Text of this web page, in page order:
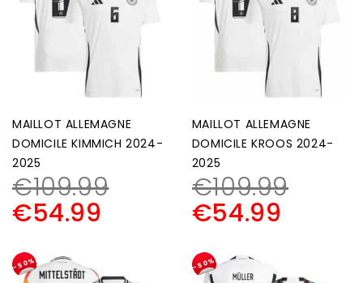
MAILLOT ALLEMAGNE
DOMICILE KIMMICH 2024-
2025
€109.99
€54.99
MAILLOT ALLEMAGNE
DOMICILE KROOS 2024-
2025
€109.99
€54.99
-50% -50%